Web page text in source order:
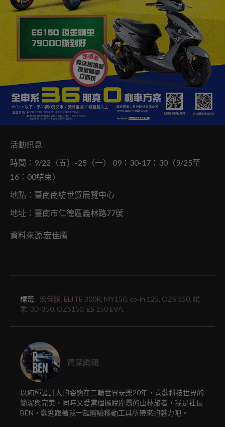
活動訊息
時間：9/22（五）-25（一） 09：30-17：30（9/25至
16：00結束）
地點：臺南南紡世貿展覽中心
地址：臺南市仁德區義林路77號
資料來源.宏佳騰
標籤. 宏佳騰, ELITE 300R, MY150, co-in 125, OZS 150, 試
乘, 3D-350, OZS150, ES 150 EVA,
資深編輯
以純種設計人的姿態在二輪世界玩樂20年，喜歡科技世界的
簡潔與完美，同時又愛當個擺脫塵囂的山林旅者，我是社長
BEN，歡迎跟著我一起體驗移動工具所帶來的魅力吧。